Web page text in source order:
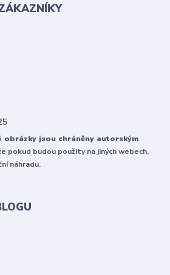
obrázky jsou chráněny autorským
pokud budou použity na jiných webech,
náhradu.